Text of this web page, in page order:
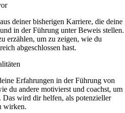
deiner bisherigen Karriere, die deine
in der Führung unter Beweis stellen.
erzählen, um zu zeigen, wie du
abgeschlossen hast.
Erfahrungen in der Führung von
du andere motivierst und coachst, um
Das wird dir helfen, als potenzieller
wirken.